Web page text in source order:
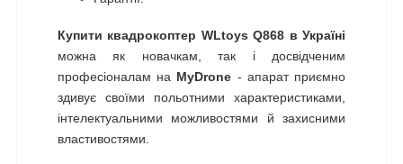
Купити квадрокоптер WLtoys Q868 в Україні
можна як новачкам, так і досвідченим
професіоналам на MyDrone - апарат приємно
здивує своїми польотними характеристиками,
інтелектуальними можливостями й захисними
властивостями.